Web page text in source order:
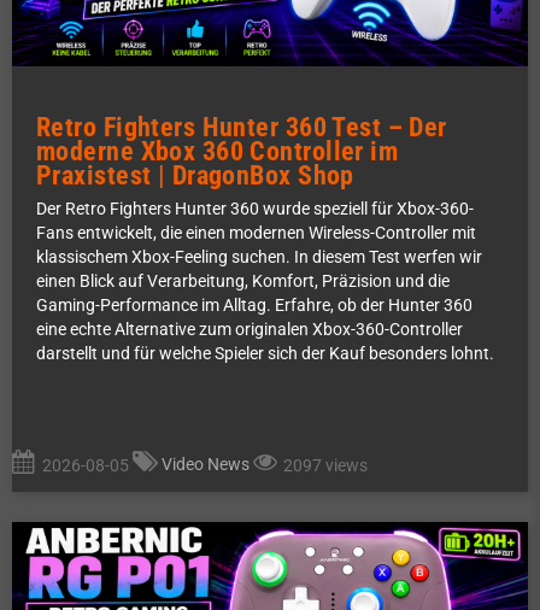
Retro Fighters Hunter 360 Test – Der
moderne Xbox 360 Controller im
Praxistest | DragonBox Shop
Der Retro Fighters Hunter 360 wurde speziell für Xbox-360-
Fans entwickelt, die einen modernen Wireless-Controller mit
klassischem Xbox-Feeling suchen. In diesem Test werfen wir
einen Blick auf Verarbeitung, Komfort, Präzision und die
Gaming-Performance im Alltag. Erfahre, ob der Hunter 360
eine echte Alternative zum originalen Xbox-360-Controller
darstellt und für welche Spieler sich der Kauf besonders lohnt.
2026-08-05 Video News 2097 views